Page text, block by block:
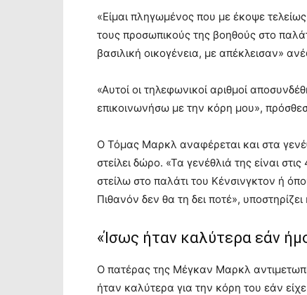
«Είμαι πληγωμένος που με έκοψε
τους προσωπικούς της βοηθούς στο
βασιλική οικογένεια, με απέκλεισαν»
«Αυτοί οι τηλεφωνικοί αριθμοί
επικοινωνήσω με την κόρη μου»,
Ο Τόμας Μαρκλ αναφέρεται και στα
στείλει δώρο. «Τα γενέθλιά της είναι
στείλω στο παλάτι του Κένσινγκτον ή
Πιθανόν δεν θα τη δει ποτέ»,
«Ίσως ήταν καλύτερα εάν
Ο πατέρας της Μέγκαν Μαρκλ
ήταν καλύτερα για την κόρη του εάν